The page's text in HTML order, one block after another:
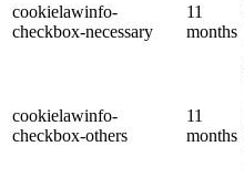
cookielawinfo-
checkbox-necessary
11
months
cookielawinfo-
checkbox-others
11
months